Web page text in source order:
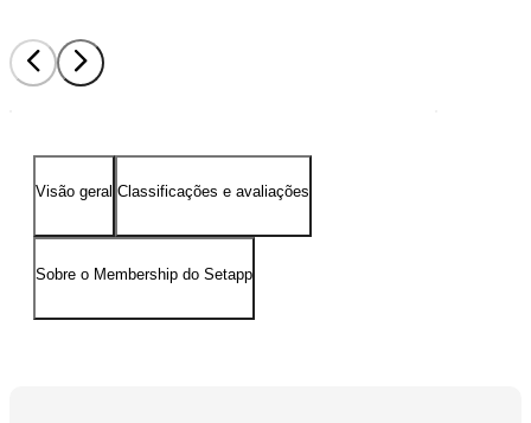
Visão geral Classificações e avaliações
Sobre o Membership do Setapp